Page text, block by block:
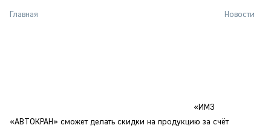
СПЕЦПРОЕКТЫ
Главная Новости
«ИМЗ
«АВТОКРАН» сможет делать скидки на продукцию за счёт